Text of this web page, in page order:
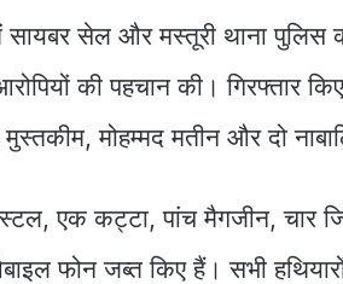
सेल और मस्तूरी थाना पुलिस
की पहचान की। गिरफ्तार किए
मोहम्मद मतीन और दो
एक कट्टा, पांच मैगजीन, चार
फोन जब्त किए हैं। सभी